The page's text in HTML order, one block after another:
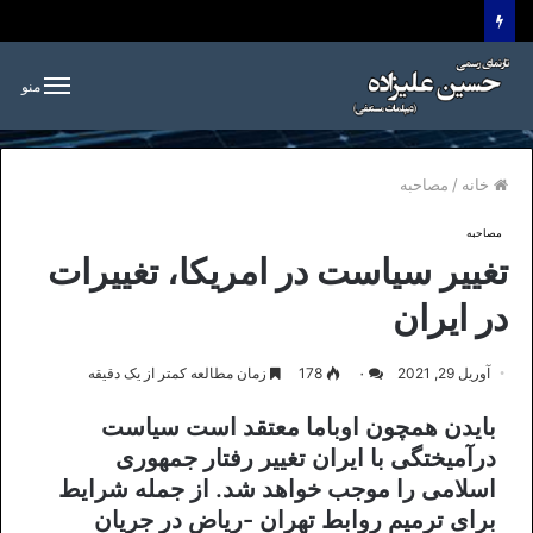
منو
خانه / مصاحبه
مصاحبه
تغییر سیاست‌ در امریکا، تغییرات
در ایران
آوریل 29, 2021 ۰ 178 زمان مطالعه کمتر از یک دقیقه
بایدن همچون اوباما معتقد است سیاست
درآمیختگی با ایران تغییر رفتار جمهوری
اسلامی را موجب خواهد شد. از جمله شرایط
برای ترمیم روابط تهران -ریاض در جریان